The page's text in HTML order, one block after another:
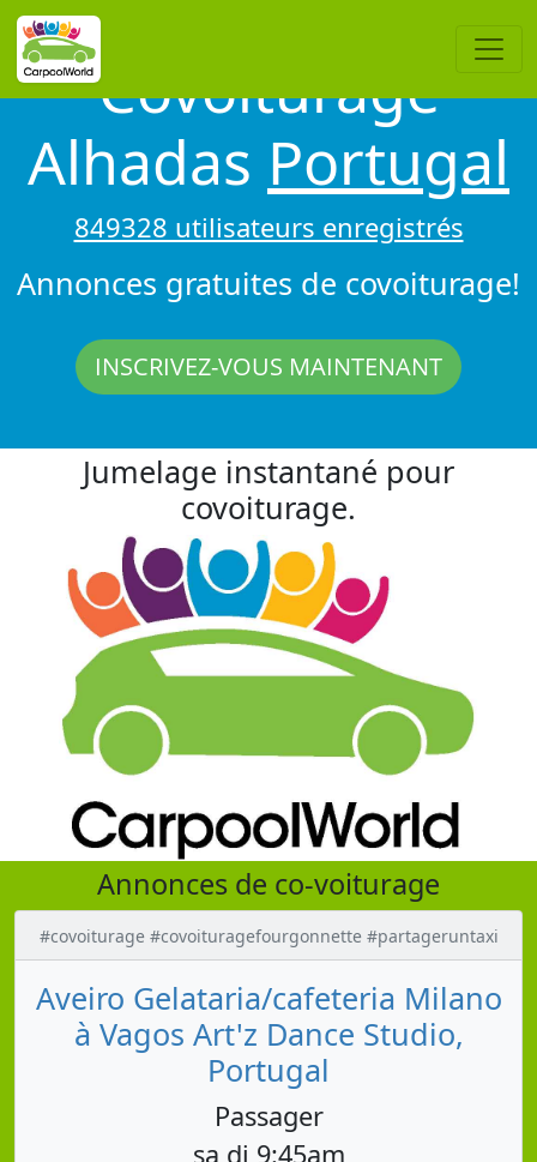
Covoiturage
Alhadas Portugal
849328 utilisateurs enregistrés
Annonces gratuites de covoiturage!
INSCRIVEZ-VOUS MAINTENANT
Jumelage instantané pour
covoiturage.
Annonces de co-voiturage
#covoiturage #covoituragefourgonnette #partageruntaxi
Aveiro Gelataria/cafeteria Milano
à Vagos Art'z Dance Studio,
Portugal
Passager
sa di 9:45am